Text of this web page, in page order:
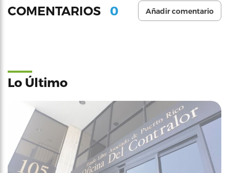
COMENTARIOS 0 Añadir comentario
Lo Último